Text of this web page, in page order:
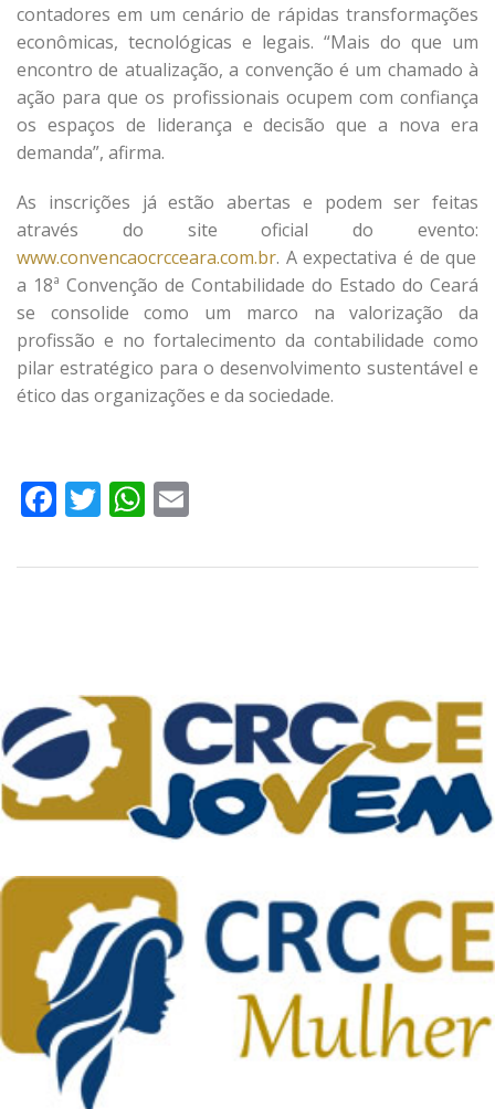
contadores em um cenário de rápidas transformações
econômicas, tecnológicas e legais. “Mais do que um
encontro de atualização, a convenção é um chamado à
ação para que os profissionais ocupem com confiança
os espaços de liderança e decisão que a nova era
demanda”, afirma.
As inscrições já estão abertas e podem ser feitas
através do site oficial do evento:
www.convencaocrcceara.com.br. A expectativa é de que
a 18ª Convenção de Contabilidade do Estado do Ceará
se consolide como um marco na valorização da
profissão e no fortalecimento da contabilidade como
pilar estratégico para o desenvolvimento sustentável e
ético das organizações e da sociedade.
Facebook
TwitterWhatsApp